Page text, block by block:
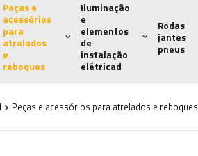
Peças e
acessórios
para
atrelados
e
reboques
Iluminação
e
elementos
de
instalação
elétricad
Rodas
jantes
pneus
Peças e acessórios para atrelados e reboques